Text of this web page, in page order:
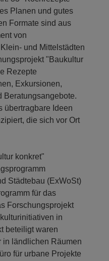
Planen und gutes
Formate sind aus
von
und Mittelstädten
"Baukultur
Rezepte
Exkursionen,
Beratungsangebote.
übertragbare Ideen
die sich vor Ort
konkret"
Städtebau (ExWoSt)
für das
Forschungsprojekt
in
beteiligt waren
in ländlichen Räumen
für urbane Projekte